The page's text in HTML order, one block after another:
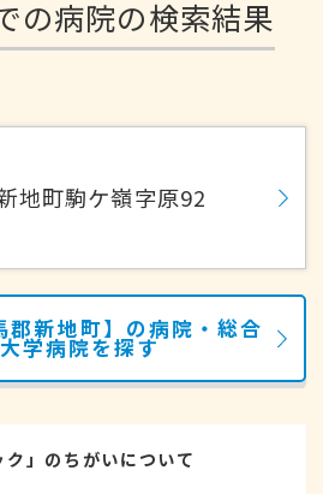
の病院の検索結果
地町駒ケ嶺字原92
郡新地町】の病院・総合
学病院を探す
ク」のちがいについて